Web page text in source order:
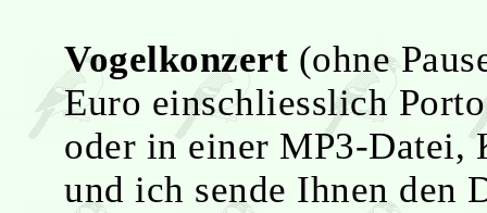
Vogelkonzert (ohne
Euro einschliesslich
oder in einer MP3-Datei,
und ich sende Ihnen den